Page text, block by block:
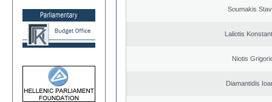
Soumakis
Laliotis
Niotis
Diamantidis